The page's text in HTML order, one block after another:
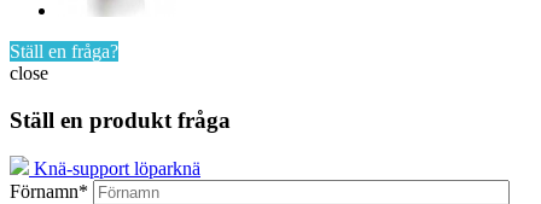
Ställ en fråga?
close
Ställ en produkt fråga
Knä-support löparknä
Förnamn*